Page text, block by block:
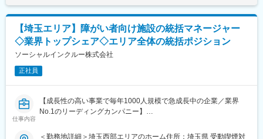
もいます。
・比較的自由な職場なので、服装自由・ネイルOK、髪色も派手す
ぎなければ自由です！
・また、有給休暇と土日を繋げて連続した休暇を取得することも
できます！
普段から有給休暇を取得しやすい環境なので、お子様の行事等へ
の参加や趣味の時間を充実させることができます。
【従業員構成】
＼活躍の場を多数ご用意しています／
・医療器械の洗浄・消毒・滅菌作業、診療材料の在庫管理
■扱うサービス
美容外科、皮膚科、内科、再生医療など多彩な診療を展開し、患
者さまの美と健康に寄り添った幅広い選択肢を提供しています。
■組織構成
大宮院は、チームワークを重視した明るく活気あるスタッフが在
籍しており、お互いに協力しながら業務に取り組んでいる環境で
はあくまでも目安の金額であり、選考を通じて上下する可能性が
あります。月給(月額)は固定手当を含めた表記です。
【埼玉エリア】障がい者向け施設の統括マネージャー
◇業界トップシェア◇エリア全体の統括ポジション
ソーシャルインクルー株式会社
正社員
仕事内容
【成長性の高い事業で毎年1000人規模で急成長中の企業／業界
No.1のリーディングカンパニー】
【業務内容】
＜勤務地詳細＞埼玉西部エリアのホーム住所：埼玉県 受動喫煙対